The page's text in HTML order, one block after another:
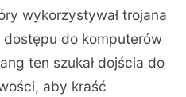
wykorzystywał trojana
do komputerów
ten szukał dojścia do
aby kraść